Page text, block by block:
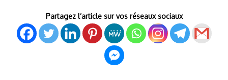
Partagez l’article sur vos réseaux sociaux